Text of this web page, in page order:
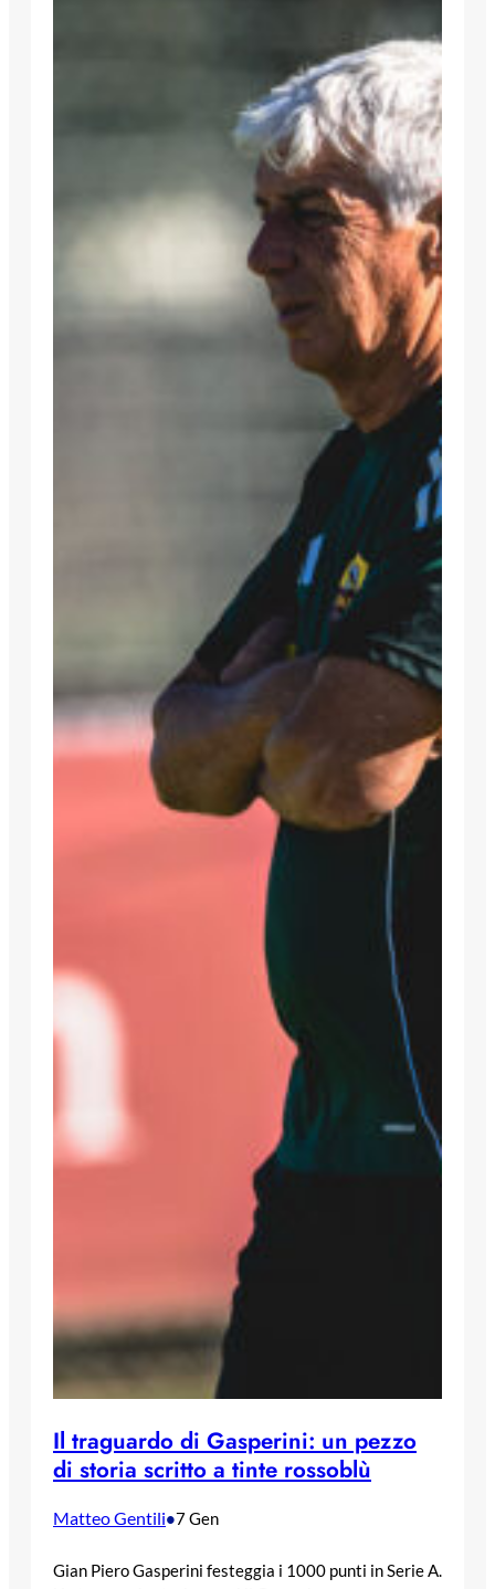
Il traguardo di Gasperini: un pezzo
di storia scritto a tinte rossoblù
Matteo Gentili•7 Gen
Gian Piero Gasperini festeggia i 1000 punti in Serie A.